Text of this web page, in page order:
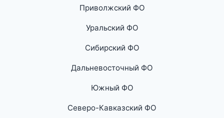
Приволжский ФО
Уральский ФО
Сибирский ФО
Дальневосточный ФО
Южный ФО
Северо-Кавказский ФО